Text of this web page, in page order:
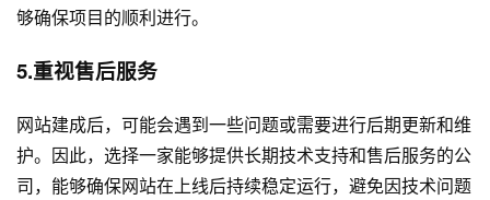
够确保项目的顺利进行。
5.重视售后服务
网站建成后，可能会遇到一些问题或需要进行后期更新和维
护。因此，选择一家能够提供长期技术支持和售后服务的公
司，能够确保网站在上线后持续稳定运行，避免因技术问题